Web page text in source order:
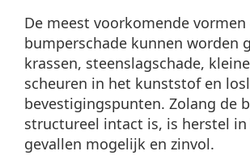
De meest voorkomende vormen
bumperschade kunnen worden
krassen, steenslagschade,
scheuren in het kunststof en
bevestigingspunten. Zolang de
structureel intact is, is herstel
gevallen mogelijk en zinvol.